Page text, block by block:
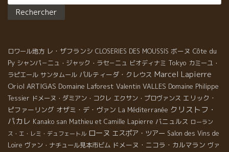
ロワール地方 レ・ザフランシ CLOSERIES DES MOUSSIS ボーヌ Côte du
Py シャンパ－ニュ・ジャック・ラセ－ニュ ビオディナミ Tokyo カミーユ・
ラピエール サンタムール パルティーダ・クレウス Marcel Lapierre
Oriol ARTIGAS Domaine Laforest Valentin VALLES Domaine Philippe
Tessier ドメーヌ・ダミアン・コクレ エクサン・プロヴァンス エリック・
ピファーリング オザミ・デ・ヴァン La Méditerranée クリストフ・
パカレ Kanako san Mathieu et Camille Lapierre バニュルス ローラン
ス・エ・レミ・デュフェートル ローヌ エスポア・ツアー Salon des Vins de
Loire ヴァン・ナチュール見本市ビム ドメーヌ・ニコラ・カルマラン ヴァ